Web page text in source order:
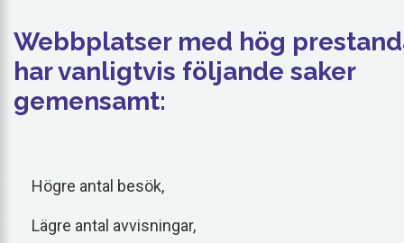
Webbplatser med hög
har vanligtvis följande saker
gemensamt:
Högre antal besök,
Lägre antal avvisningar,